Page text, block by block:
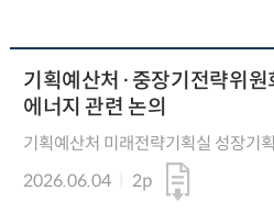
기획예산처·중장기전략위원
에너지 관련 논의
기획예산처 미래전략기획실 성장기
2026.06.04
2p